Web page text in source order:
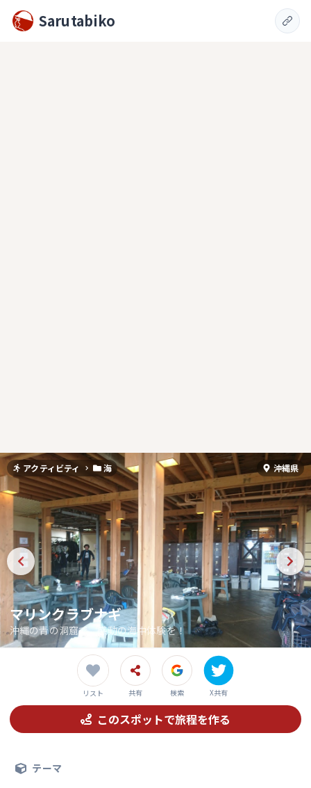
Sarutabiko
アクティビティ 海 沖縄県
マリンクラブナギ
沖縄の青の洞窟で、感動の海中体験を！
リスト 共有 検索 X共有
このスポットで旅程を作る
テーマ